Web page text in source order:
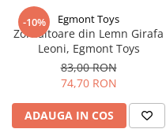
-10% Egmont Toys
Zornăitoare din Lemn Girafa
Leoni, Egmont Toys
83,00 RON
74,70 RON
ADAUGA IN COS